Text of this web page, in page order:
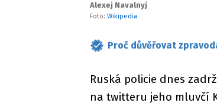
Alexej Navalnyj
Foto: Wikipedia
Proč důvěřovat
Ruská policie dnes
na twitteru jeho mluvčí